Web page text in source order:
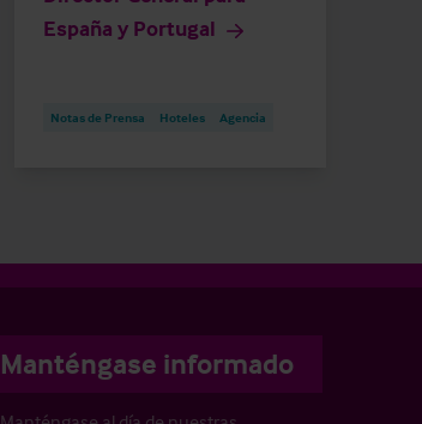
España y Portugal
Notas de Prensa Hoteles Agencia
Manténgase informado